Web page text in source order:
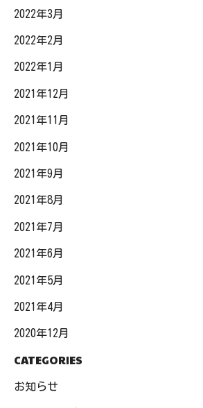
2022年3月
2022年2月
2022年1月
2021年12月
2021年11月
2021年10月
2021年9月
2021年8月
2021年7月
2021年6月
2021年5月
2021年4月
2020年12月
CATEGORIES
お知らせ